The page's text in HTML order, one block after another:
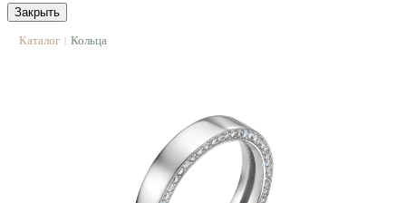
Закрыть
Каталог | Кольца